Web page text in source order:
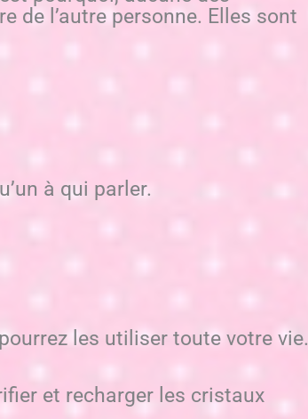
de l’autre personne. Elles sont
à qui parler.
les utiliser toute votre vie.
et recharger les cristaux